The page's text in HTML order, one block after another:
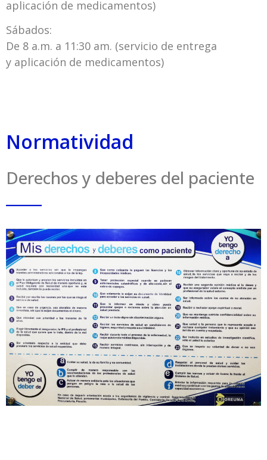
aplicación de medicamentos)
Sábados:
De 8 a.m. a 11:30 am. (servicio de entrega
y aplicación de medicamentos)
Normatividad
Derechos y deberes del paciente